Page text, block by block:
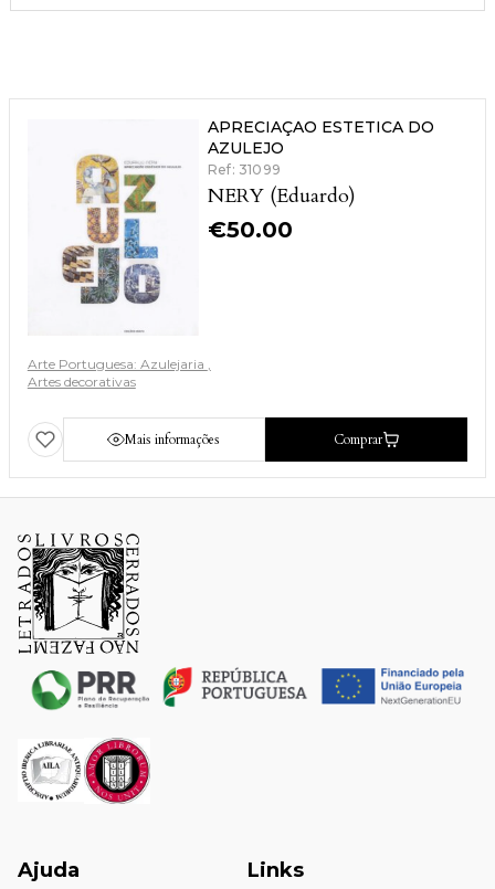
APRECIAÇAO ESTETICA DO
AZULEJO
Ref: 31099
NERY (Eduardo)
€50.00
Arte Portuguesa: Azulejaria
Artes decorativas
Mais informações Comprar
Ajuda Links